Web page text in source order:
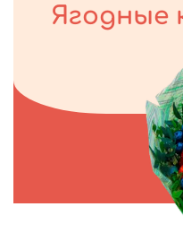
Ягодные